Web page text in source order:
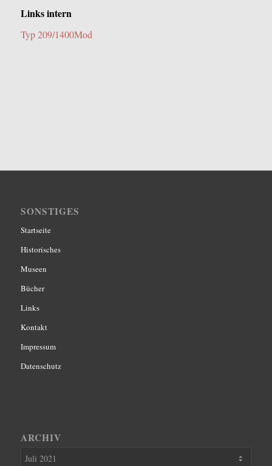
Links intern
Typ 209/1400Mod
SONSTIGES
Startseite
Historisches
Museen
Bücher
Links
Kontakt
Impressum
Datenschutz
ARCHIV